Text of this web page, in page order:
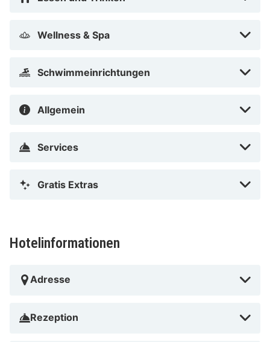
Wellness & Spa
Schwimmeinrichtungen
Allgemein
Services
Gratis Extras
Hotelinformationen
Adresse
Rezeption